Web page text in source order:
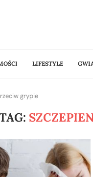
LIFESTYLE
grypie